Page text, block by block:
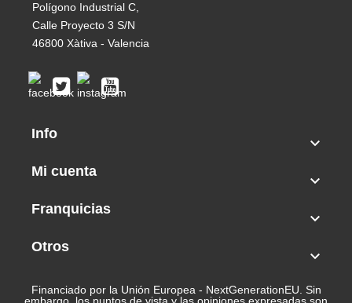
Polígono Industrial C,
Calle Proyecto 3 S/N
46800 Xàtiva - Valencia
Info

Mi cuenta

Franquicias

Otros

Financiado por la Unión Europea - NextGenerationEU. Sin